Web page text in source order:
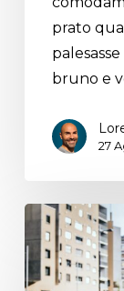
prato
bruno e
27